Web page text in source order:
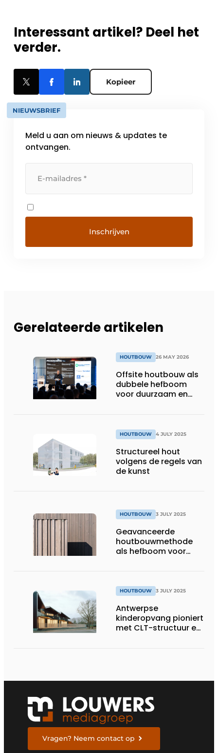
Interessant artikel? Deel het
verder.
Kopieer
NIEUWSBRIEF
Meld u aan om nieuws & updates te
ontvangen.
Gerelateerde artikelen
HOUTBOUW 26 MAY 2026
Offsite houtbouw als
dubbele hefboom
voor duurzaam en
HOUTBOUW 4 JULY 2025
Structureel hout
volgens de regels van
de kunst
HOUTBOUW 3 JULY 2025
Geavanceerde
houtbouwmethode
als hefboom voor
HOUTBOUW 3 JULY 2025
Antwerpse
kinderopvang pioniert
met CLT-structuur en
Vragen? Neem contact op